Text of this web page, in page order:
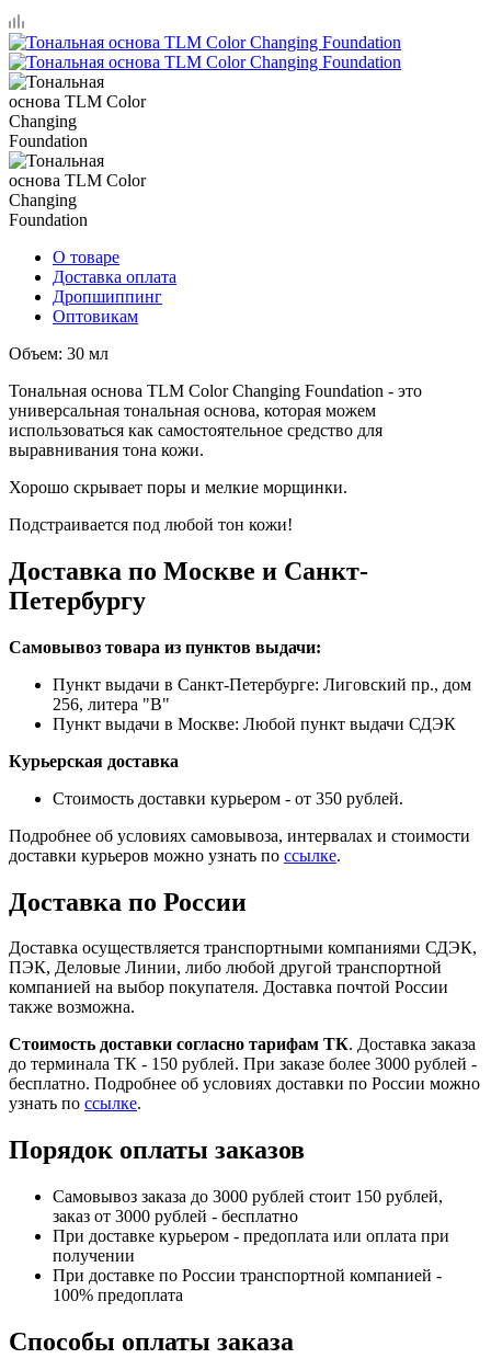
О товаре
Доставка оплата
Дропшиппинг
Оптовикам
Объем: 30 мл
Тональная основа TLM Color Changing Foundation - это
универсальная тональная основа, которая можем
использоваться как самостоятельное средство для
выравнивания тона кожи.
Хорошо скрывает поры и мелкие морщинки.
Подстраивается под любой тон кожи!
Доставка по Москве и Санкт-
Петербургу
Самовывоз товара из пунктов выдачи:
Пункт выдачи в Санкт-Петербурге: Лиговский пр., дом
256, литера "В"
Пункт выдачи в Москве: Любой пункт выдачи СДЭК
Курьерская доставка
Стоимость доставки курьером - от 350 рублей.
Подробнее об условиях самовывоза, интервалах и стоимости
доставки курьеров можно узнать по ссылке.
Доставка по России
Доставка осуществляется транспортными компаниями СДЭК,
ПЭК, Деловые Линии, либо любой другой транспортной
компанией на выбор покупателя. Доставка почтой России
также возможна.
Стоимость доставки согласно тарифам ТК. Доставка заказа
до терминала ТК - 150 рублей. При заказе более 3000 рублей -
бесплатно. Подробнее об условиях доставки по России можно
узнать по ссылке.
Порядок оплаты заказов
Самовывоз заказа до 3000 рублей стоит 150 рублей,
заказ от 3000 рублей - бесплатно
При доставке курьером - предоплата или оплата при
получении
При доставке по России транспортной компанией -
100% предоплата
Способы оплаты заказа